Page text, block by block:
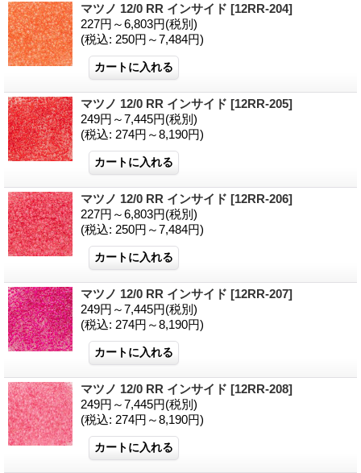
マツノ 12/0 RR インサイド [12RR-204]
227円～6,803円(税別)
(税込: 250円～7,484円)
マツノ 12/0 RR インサイド [12RR-205]
249円～7,445円(税別)
(税込: 274円～8,190円)
マツノ 12/0 RR インサイド [12RR-206]
227円～6,803円(税別)
(税込: 250円～7,484円)
マツノ 12/0 RR インサイド [12RR-207]
249円～7,445円(税別)
(税込: 274円～8,190円)
マツノ 12/0 RR インサイド [12RR-208]
249円～7,445円(税別)
(税込: 274円～8,190円)